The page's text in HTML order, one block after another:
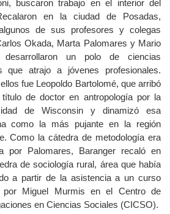
buscaron trabajo en el interior del
en la ciudad de Posadas,
de sus profesores y colegas
Okada, Marta Palomares y Mario
desarrollaron un polo de ciencias
que atrajo a jóvenes profesionales.
fue Leopoldo Bartolomé, que arribó
de doctor en antropología por la
de Wisconsin y dinamizó esa
como la más pujante en la región
Como la cátedra de metodología era
por Palomares, Baranger recaló en
de sociología rural, área que había
a partir de la asistencia a un curso
por Miguel Murmis en el Centro de
en Ciencias Sociales (CICSO).